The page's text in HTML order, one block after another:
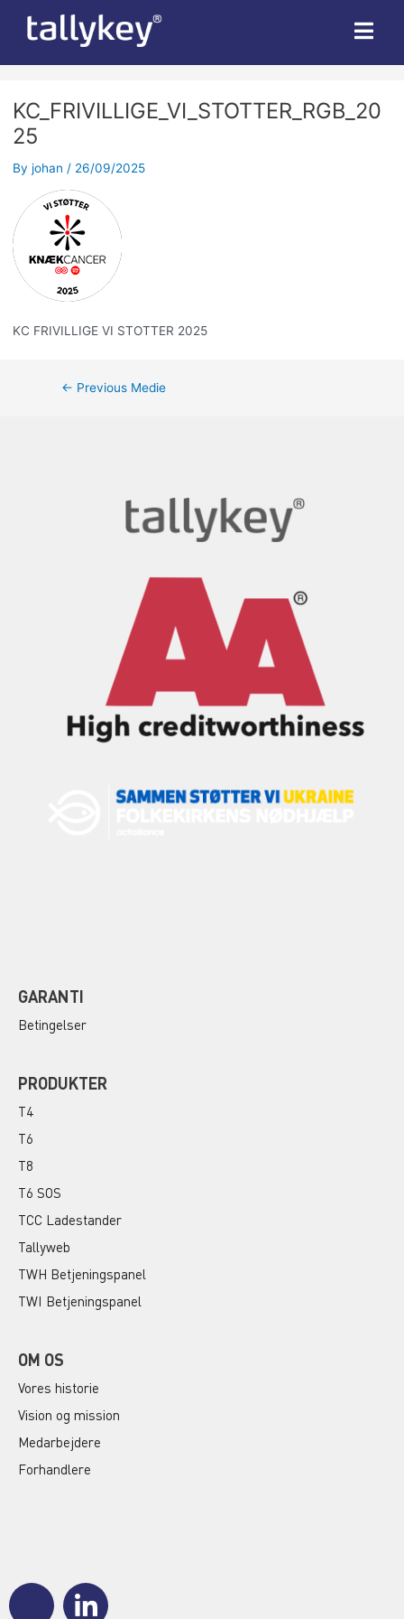
KC_FRIVILLIGE_VI_STOTTER_RGB_20
25
By johan / 26/09/2025
KC FRIVILLIGE VI STOTTER 2025
navigation
← Previous Medie
GARANTI
Betingelser
PRODUKTER
T4
T6
T8
T6 SOS
TCC Ladestander
Tallyweb
TWH Betjeningspanel
TWI Betjeningspanel
OM OS
Vores historie
Vision og mission
Medarbejdere
Forhandlere
J
J